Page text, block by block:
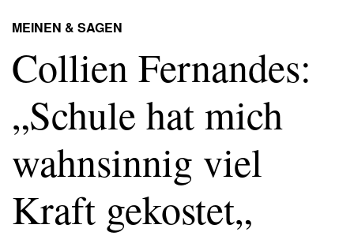
Newsletter
Mediadaten
Kontakt
Impressum
Anmelden
MEINEN & SAGEN
Collien Fernandes:
„Schule hat mich
wahnsinnig viel
Kraft gekostet„